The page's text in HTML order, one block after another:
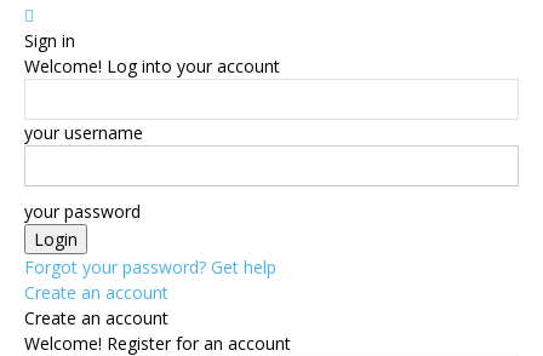
Sign in
Welcome! Log into your account
your username
your password
Forgot your password? Get help
Create an account
Create an account
Welcome! Register for an account